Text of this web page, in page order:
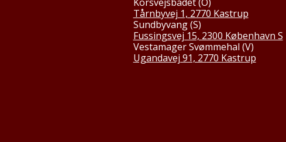
Tårnbyvej 1, 2770 Kastrup
Sundbyvang (S)
Fussingsvej 15, 2300 København S
Vestamager Svømmehal (V)
Ugandavej 91, 2770 Kastrup